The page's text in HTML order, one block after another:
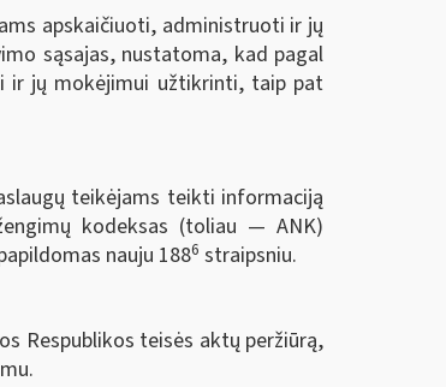
apskaičiuoti, administruoti ir jų
sąsajas, nustatoma, kad pagal
ir jų mokėjimui užtikrinti, taip pat
teikėjams teikti informaciją
kodeksas (toliau — ANK)
nauju 1886 straipsniu.
Respublikos teisės aktų peržiūrą,